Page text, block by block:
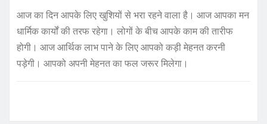
आज का दिन आपके लिए खुशियों से भरा रहने वाला है। आज आपका मन
धार्मिक कार्यों की तरफ रहेगा। लोगों के बीच आपके काम की तारीफ
होगी। आज आर्थिक लाभ पाने के लिए आपको कड़ी मेहनत करनी
पड़ेगी। आपको अपनी मेहनत का फल जरूर मिलेगा।